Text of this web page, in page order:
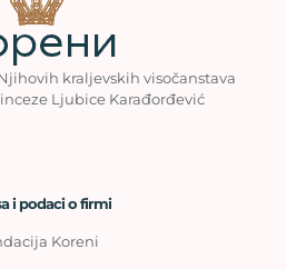
kraljevskih visočanstava
Ljubice Karađorđević
i podaci o firmi
Koreni